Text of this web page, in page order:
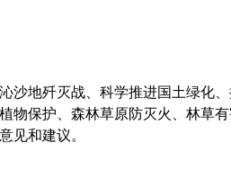
地歼灭战、科学推进国土绿化、
物保护、森林草原防灭火、林草
见和建议。